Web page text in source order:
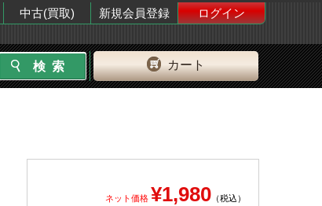
中古(買取) 新規会員登録
ログイン
カート
ネット価格 ¥1,980 （税込）